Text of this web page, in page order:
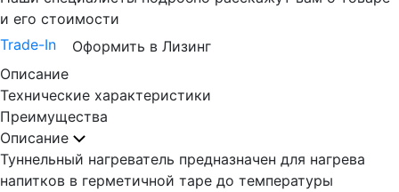
и его стоимости
Trade-In
Оформить в Лизинг
Описание
Технические характеристики
Преимущества
Описание
Туннельный нагреватель предназначен для нагрева
напитков в герметичной таре до температуры